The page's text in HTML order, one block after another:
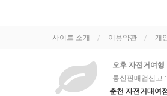
사이트 소개 이용약관 개
오후 자전거여행
통신판매업신고 :
춘천 자전거대여